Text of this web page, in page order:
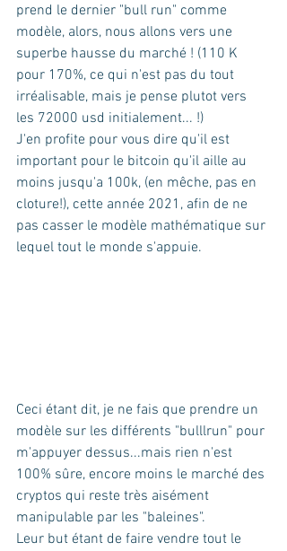
prend le dernier "bull run" comme
modèle, alors, nous allons vers une
superbe hausse du marché ! (110 K
pour 170%, ce qui n'est pas du tout
irréalisable, mais je pense plutot vers
les 72000 usd initialement... !)
J'en profite pour vous dire qu'il est
important pour le bitcoin qu'il aille au
moins jusqu'a 100k, (en mêche, pas en
cloture!), cette année 2021, afin de ne
pas casser le modèle mathématique sur
lequel tout le monde s'appuie.
Ceci étant dit, je ne fais que prendre un
modèle sur les différents "bulllrun" pour
m'appuyer dessus...mais rien n'est
100% sûre, encore moins le marché des
cryptos qui reste très aisément
manipulable par les "baleines".
Leur but étant de faire vendre tout le